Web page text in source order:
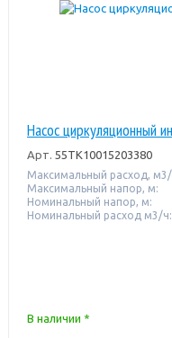
Насос циркуляционный
Арт. 55TK10015203380
Максимальный расход,
Максимальный напор, м:
Номинальный напор, м:
Номинальный расход м3/ч:
В наличии *